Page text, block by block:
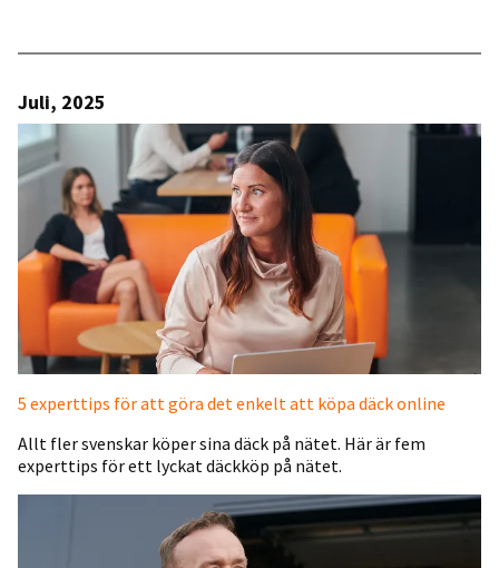
Juli, 2025
5 experttips för att göra det enkelt att köpa däck online
Allt fler svenskar köper sina däck på nätet. Här är fem
experttips för ett lyckat däckköp på nätet.